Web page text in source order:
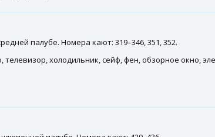
палубе. Номера кают: 319–346, 351, 352.
холодильник, сейф, фен, обзорное окно,